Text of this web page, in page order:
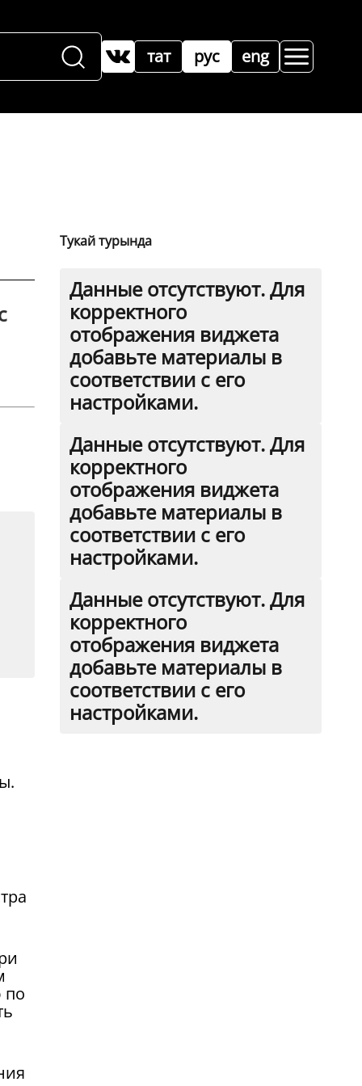
рус
тат eng
по
Тукай турында
Данные отсутствуют. Для
корректного
отображения виджета
добавьте материалы в
соответствии с его
настройками.
Данные отсутствуют. Для
корректного
отображения виджета
добавьте материалы в
соответствии с его
настройками.
Данные отсутствуют. Для
корректного
отображения виджета
добавьте материалы в
соответствии с его
настройками.